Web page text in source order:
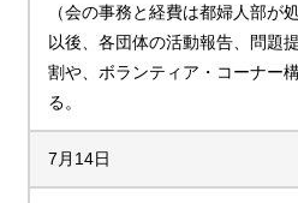
（会の事務と経費は都婦人部が
以後、各団体の活動報告、問題
割や、ボランティア・コーナー
る。
7月14日